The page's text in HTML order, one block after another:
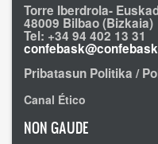
Torre Iberdrola-
48009 Bilbao (Bizkaia)
Tel: +34 94 402 13 31
Pribatasun Politika /
Canal Ético
NON GAUDE